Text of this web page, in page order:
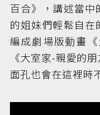
百合》，講述當中
的姐妹們輕鬆自在
編成劇場版動畫
《大室家-親愛的
面孔也會在這裡時